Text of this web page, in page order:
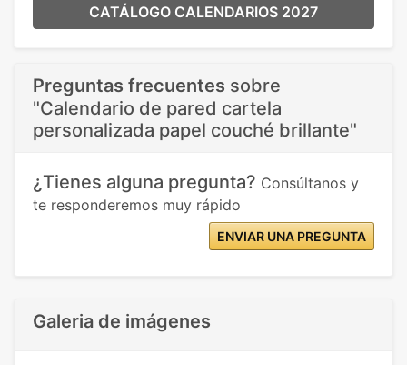
CATÁLOGO CALENDARIOS 2027
Preguntas frecuentes sobre
"Calendario de pared cartela
personalizada papel couché brillante"
¿Tienes alguna pregunta? Consúltanos y
te responderemos muy rápido
ENVIAR UNA PREGUNTA
Galeria de imágenes